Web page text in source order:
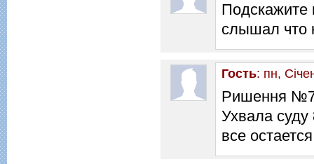
Подскажите
слышал что
Гость: пн,
Ришення №7
Ухвала
все